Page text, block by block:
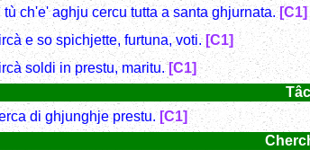
tù ch'e' aghju cercu tutta a santa ghjurnata. [C1]
e so spichjette, furtuna, voti. [C1]
soldi in prestu, maritu.[C1]
di ghjunghje prestu. [C1]